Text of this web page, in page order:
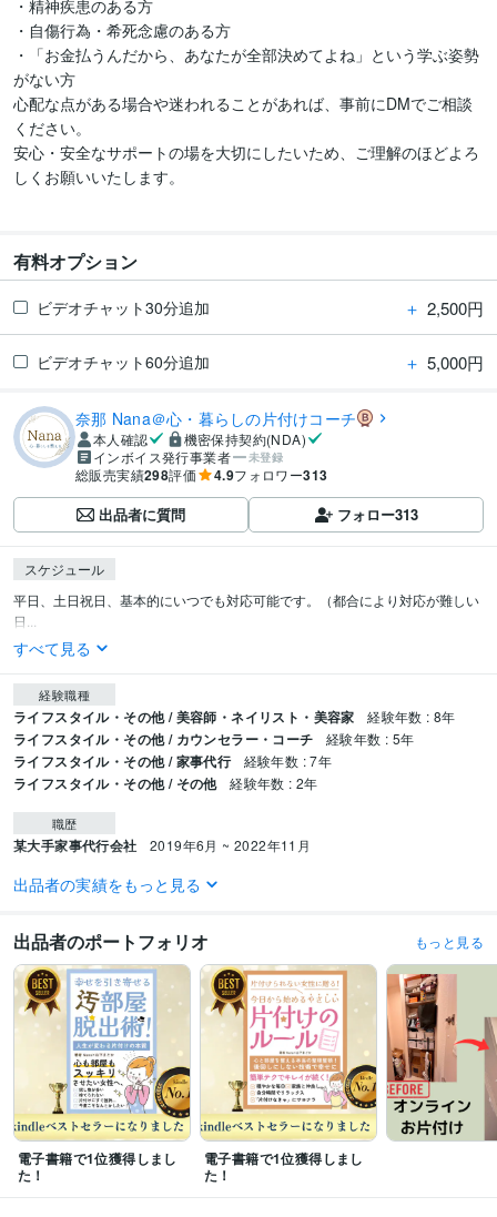
・精神疾患のある方
・自傷行為・希死念慮のある方
・「お金払うんだから、あなたが全部決めてよね」という学ぶ姿勢
がない方
心配な点がある場合や迷われることがあれば、事前にDMでご相談
ください。
安心・安全なサポートの場を大切にしたいため、ご理解のほどよろ
しくお願いいたします。
有料オプション
ビデオチャット30分追加 ＋ 2,500円
ビデオチャット60分追加 ＋ 5,000円
奈那 Nana＠心・暮らしの片付けコーチ
本人確認
機密保持契約(NDA)
インボイス発行事業者
未登録
総販売実績298評価 4.9フォロワー313
出品者に質問 フォロー313
スケジュール
平日、土日祝日、基本的にいつでも対応可能です。（都合により対応が難しい
日...
すべて見る
経験職種
ライフスタイル・その他 / 美容師・ネイリスト・美容家 経験年数 : 8年
ライフスタイル・その他 / カウンセラー・コーチ 経験年数 : 5年
ライフスタイル・その他 / 家事代行 経験年数 : 7年
ライフスタイル・その他 / その他 経験年数 : 2年
職歴
某大手家事代行会社 2019年6月 ~ 2022年11月
受賞歴
アップ大掃除セミナー
術」 kindle1位獲得！今日からはじめるやさしい片付けのルール
資格・検定
チャイルドカウンセラー 取得年 : 2019年
美容師・管理美容師 取得年 : 2008年
ビジネス・クリエイティブツール
ペライチ:2年Google スプレッドシート:5年Google ドキュメント:5年
freee:2年ChatGPT:2年Perplexity AI:1年CapCut:2年Vrew:1年 Canva:4年
得意分野
住まい・美容・生活相談 汚部屋のお片付け、物の手放し方相談
悩み相談・カウンセリング 親子関係、子育て、人間関係の悩み
出品者の実績をもっと見る
出品者のポートフォリオ もっと見る
電子書籍で1位獲得しまし
た！
電子書籍で1位獲得しまし
た！